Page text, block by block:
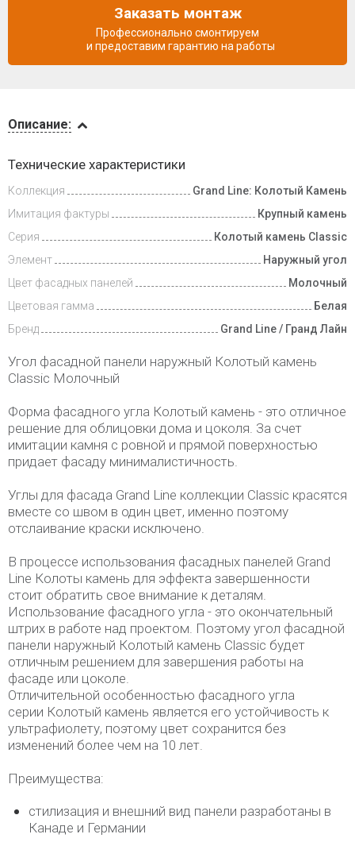
и оплата
Описание:
Технические характеристики
Коллекция
Grand Line: Колотый Камень
Имитация фактуры
Крупный камень
Серия
Колотый камень Classic
Элемент
Наружный угол
Цвет фасадных панелей
Молочный
Цветовая гамма
Белая
Бренд
Grand Line / Гранд Лайн
Угол фасадной панели наружный Колотый камень
Classic Молочный
Форма фасадного угла Колотый камень - это отличное
решение для облицовки дома и цоколя. За счет
имитации камня с ровной и прямой поверхностью
придает фасаду минималистичность.
Углы для фасада Grand Line коллекции Classic красятся
вместе со швом в один цвет, именно поэтому
отслаивание краски исключено.
В процессе использования фасадных панелей Grand
Line Колоты камень для эффекта завершенности
стоит обратить свое внимание к деталям.
Использование фасадного угла - это окончательный
штрих в работе над проектом. Поэтому угол фасадной
панели наружный Колотый камень Classic будет
отличным решением для завершения работы на
фасаде или цоколе.
Отличительной особенностью фасадного угла
серии Колотый камень является его устойчивость к
ультрафиолету, поэтому цвет сохранится без
изменений более чем на 10 лет.
Преимущества:
стилизация и внешний вид панели разработаны в
Канаде и Германии
Заказать монтаж
Профессионально смонтируем
и предоставим гарантию на работы